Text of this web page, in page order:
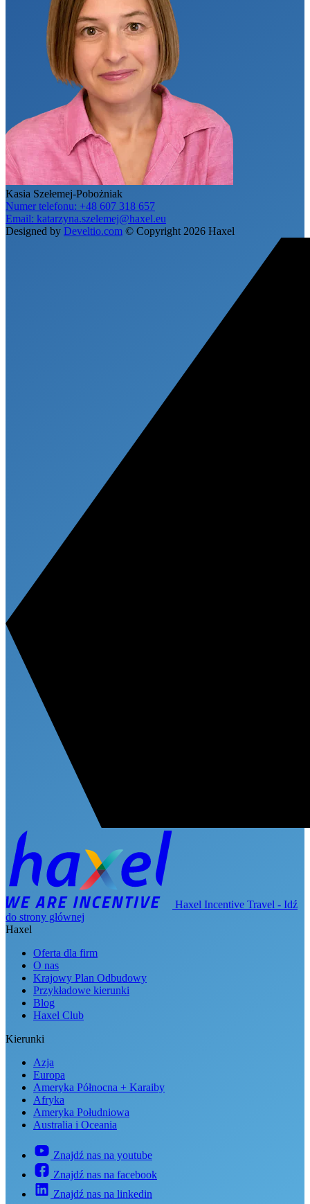
Kasia Szełemej-Pobożniak
Numer telefonu: +48 607 318 657
Email: katarzyna.szelemej@haxel.eu
Designed by Develtio.com © Copyright 2026 Haxel
Haxel Incentive Travel - Idź
do strony głównej
Haxel
Oferta dla firm
O nas
Krajowy Plan Odbudowy
Przykładowe kierunki
Blog
Haxel Club
Kierunki
Azja
Europa
Ameryka Północna + Karaiby
Afryka
Ameryka Południowa
Australia i Oceania
Znajdź nas na youtube
Znajdź nas na facebook
Znajdź nas na linkedin